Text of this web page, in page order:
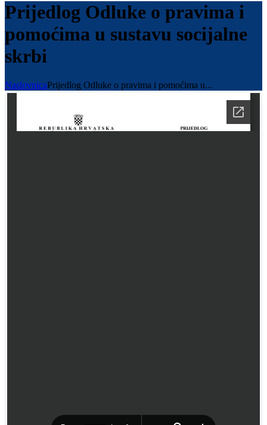
Prijedlog Odluke o pravima i
pomoćima u sustavu socijalne
skrbi
NaslovnicaPrijedlog Odluke o pravima i pomoćima u...